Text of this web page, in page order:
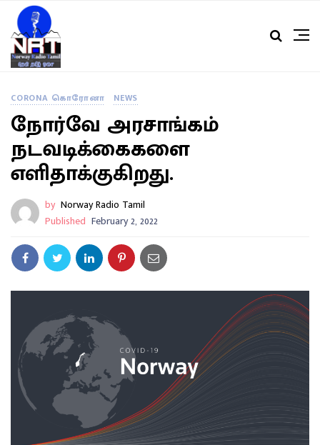
CORONA கொரோனா NEWS
நோர்வே அரசாங்கம்
நடவடிக்கைகளை
எளிதாக்குகிறது.
by Norway Radio Tamil
Published February 2, 2022